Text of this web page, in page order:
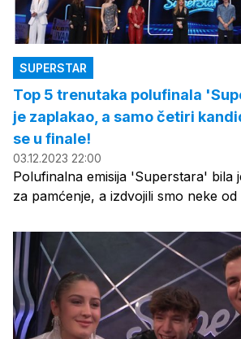
SUPERSTAR
Top 5 trenutaka polufinala
je zaplakao, a samo četiri
se u finale!
03.12.2023 22:00
Polufinalna emisija 'Superstara' bila
za pamćenje, a izdvojili smo neke od